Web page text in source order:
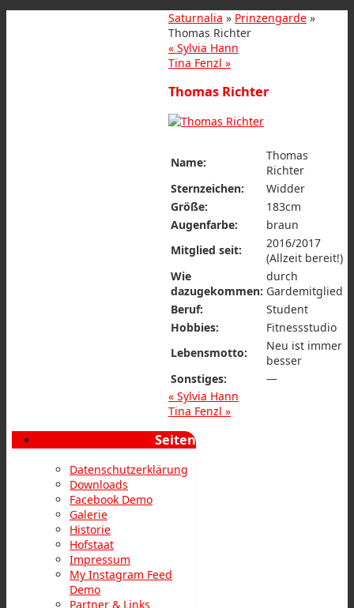
Saturnalia » Prinzengarde »
Thomas Richter
« Sylvia Hann
Tina Fenzl »
Thomas Richter
Name:
Thomas
Richter
Sternzeichen:
Widder
Größe:
183cm
Augenfarbe:
braun
Mitglied seit:
2016/2017
(Allzeit bereit!)
Wie
dazugekommen:
durch
Gardemitglied
Beruf:
Student
Hobbies:
Fitnessstudio
Lebensmotto:
Neu ist immer
besser
Sonstiges:
—
« Sylvia Hann
Tina Fenzl »
Seiten
Datenschutzerklärung
Downloads
Facebook Demo
Galerie
Historie
Hofstaat
Impressum
My Instagram Feed
Demo
Partner & Links